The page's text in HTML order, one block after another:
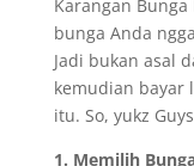
Karangan
bunga Anda
Jadi bukan asal
kemudian bayar
itu. So, yukz
1. Memilih